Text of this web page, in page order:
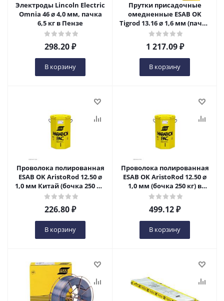
Электроды Lincoln Electric
Omnia 46 ⌀ 4,0 мм, пачка
6,5 кг в Пензе
298.20₽
В корзину
Прутки присадочные
омедненные ESAB OK
Tigrod 13.16 ⌀ 1,6 мм (пачка
5 кг) в Пензе
1 217.09₽
В корзину
Проволока полированная
ESAB OK AristoRod 12.50 ⌀
1,0 мм Китай (бочка 250 кг)
в Пензе
226.80₽
В корзину
Проволока полированная
ESAB OK AristoRod 12.50 ⌀
1,0 мм (бочка 250 кг) в
Пензе
499.12₽
В корзину